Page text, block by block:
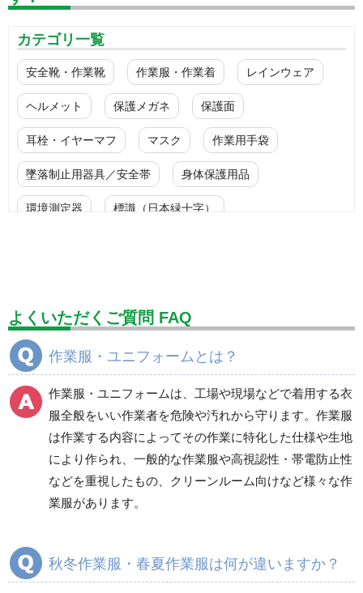
カテゴリ一覧
安全靴・作業靴 作業服・作業着 レインウェア
ヘルメット 保護メガネ 保護面
耳栓・イヤーマフ マスク 作業用手袋
墜落制止用器具／安全帯 身体保護用品
環境測定器 標識（日本緑十字）
設備用品・作業補助用品 工事作業用品
分煙対策機器
電気保守用品 ワイパー クリーンルーム対策用品
防災グッズ（防災セット） 救急医療品
健康管理器具 季節商品 ウイルス対策用品
商品カテゴリ一覧
秋冬長袖
秋冬長袖
よくいただくご質問 FAQ
作業服・ユニフォームとは？
作業服・ユニフォームは、工場や現場などで着用する衣
服全般をいい作業者を危険や汚れから守ります。作業服
は作業する内容によってその作業に特化した仕様や生地
により作られ、一般的な作業服や高視認性・帯電防止性
などを重視したもの、クリーンルーム向けなど様々な作
業服があります。
秋冬作業服・春夏作業服は何が違いますか？